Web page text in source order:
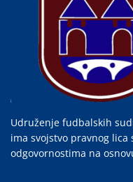
Udruženje fudbalskih
ima svojstvo pravnog lica
odgovornostima na